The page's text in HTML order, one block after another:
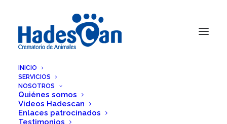
INICIO
SERVICIOS
NOSOTROS
Quiénes somos
Videos Hadescan
Enlaces patrocinados
Testimonios